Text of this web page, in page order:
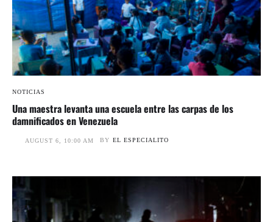
NOTICIAS
Una maestra levanta una escuela entre las carpas de los
damnificados en Venezuela
AUGUST 6, 10:00 AM BY EL ESPECIALITO